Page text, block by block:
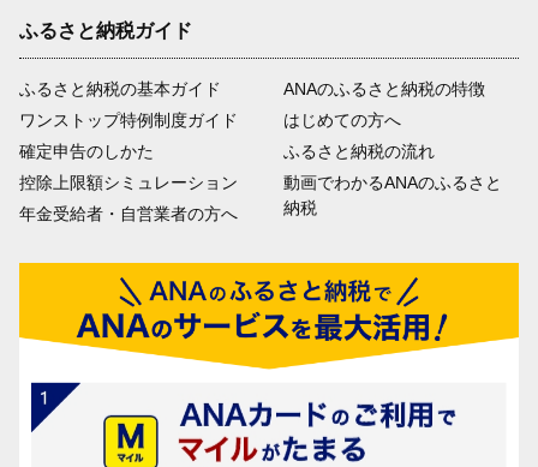
ふるさと納税ガイド
ふるさと納税の基本ガイド
ワンストップ特例制度ガイド
確定申告のしかた
控除上限額シミュレーション
年金受給者・自営業者の方へ
ANAのふるさと納税の特徴
はじめての方へ
ふるさと納税の流れ
動画でわかるANAのふるさと
納税